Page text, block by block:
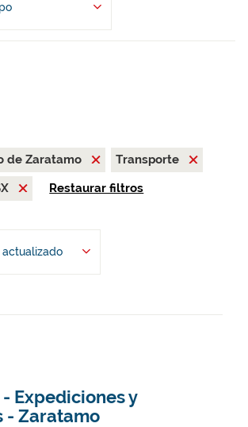
de Zaratamo
Transporte
Restaurar filtros
actualizado
Expediciones y
- Zaratamo